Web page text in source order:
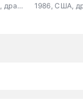
2025, США, драма